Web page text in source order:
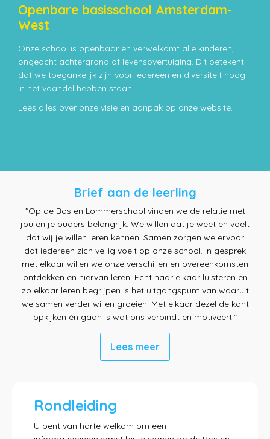
Openbare basisschool Amsterdam-
West
Onze school is openbaar en verwelkomt alle kinderen,
ongeacht achtergrond of levensovertuiging. Dit betekent
dat we toegankelijk zijn voor iedereen en diversiteit hoog
in het vaandel hebben staan.
Lees alles over onze visie en aanpak op onze website.
Brief aan de leerling
"Op de Bos en Lommerschool vinden we de relatie met
jou en je ouders belangrijk. We willen dat je weet én voelt
dat wij je willen leren kennen. Samen zorgen we ervoor
dat iedereen zich veilig voelt op onze school. In gesprek
met elkaar willen we onze verschillen en overeenkomsten
ontdekken en hiervan leren. Echt naar elkaar luisteren en
zo elkaar leren begrijpen is het uitgangspunt van waaruit
we samen verder willen groeien. Met elkaar dezelfde kant
opkijken én gaan is wat ons verbindt en motiveert."
Lees meer
Rondleiding
U bent van harte welkom om een